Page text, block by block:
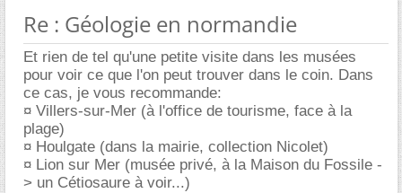
Re : Géologie en normandie
Et rien de tel qu'une petite visite dans les musées
pour voir ce que l'on peut trouver dans le coin. Dans
ce cas, je vous recommande:
¤ Villers-sur-Mer (à l'office de tourisme, face à la
plage)
¤ Houlgate (dans la mairie, collection Nicolet)
¤ Lion sur Mer (musée privé, à la Maison du Fossile -
> un Cétiosaure à voir...)